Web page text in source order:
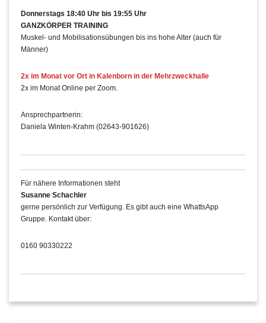
Donnerstags 18:40 Uhr bis 19:55 Uhr
GANZKÖRPER TRAINING
Muskel- und Mobilisationsübungen bis ins hohe Alter (auch für
Männer)
2x im Monat vor Ort in Kalenborn in der Mehrzweckhalle
2x im Monat Online per Zoom.
Ansprechpartnerin:
Daniela Winten-Krahm (02643-901626)
Für nähere Informationen steht
Susanne Schachler
gerne persönlich zur Verfügung. Es gibt auch eine WhattsApp
Gruppe. Kontakt über:
0160 90330222